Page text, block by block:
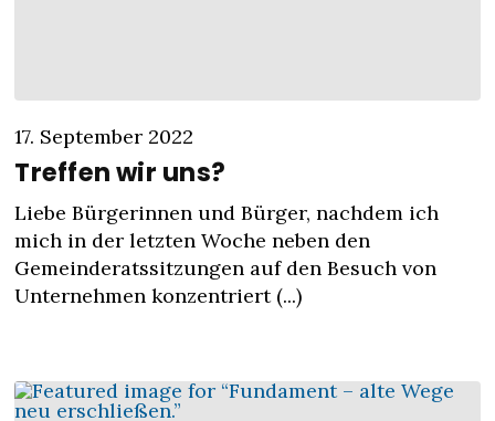
17. September 2022
Treffen wir uns?
Liebe Bürgerinnen und Bürger, nachdem ich
mich in der letzten Woche neben den
Gemeinderatssitzungen auf den Besuch von
Unternehmen konzentriert (...)